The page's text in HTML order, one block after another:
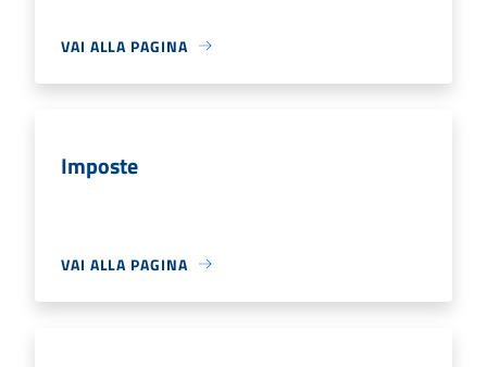
VAI ALLA PAGINA
Imposte
VAI ALLA PAGINA